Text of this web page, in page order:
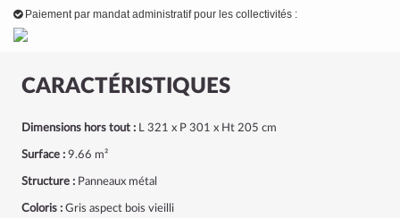
CARACTÉRISTIQUES
Dimensions hors tout : L 321 x P 301 x Ht 205 cm
Surface : 9.66 m²
Structure : Panneaux métal
Coloris : Gris aspect bois vieilli
Paiement par mandat administratif pour les collectivités :